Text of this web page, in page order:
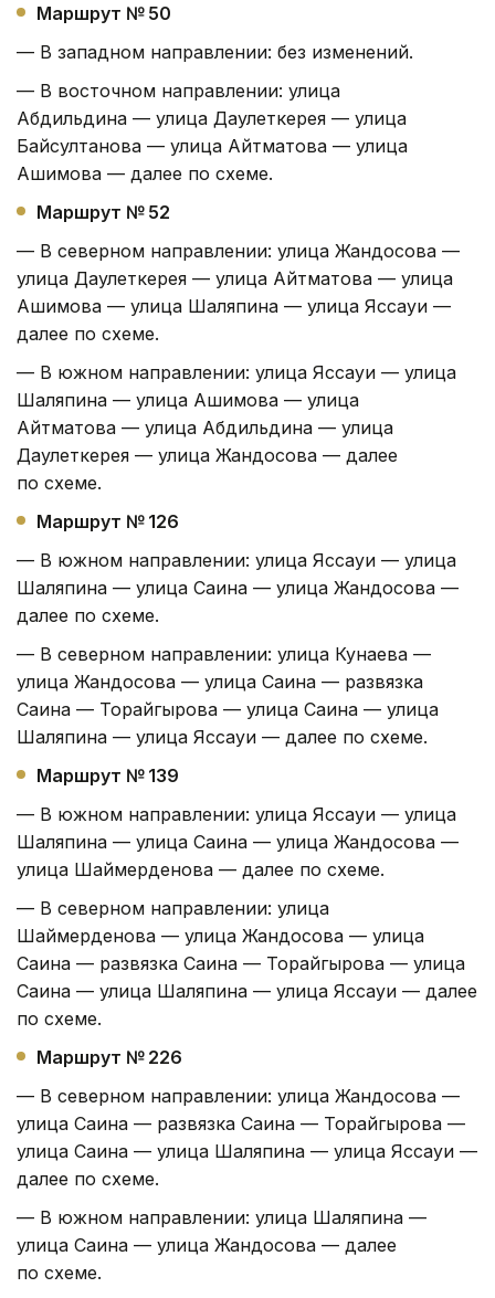
Маршрут № 50
— В западном направлении: без изменений.
— В восточном направлении: улица
Абдильдина — улица Даулеткерея — улица
Байсултанова — улица Айтматова — улица
Ашимова — далее по схеме.
Маршрут № 52
— В северном направлении: улица Жандосова —
улица Даулеткерея — улица Айтматова — улица
Ашимова — улица Шаляпина — улица Яссауи —
далее по схеме.
— В южном направлении: улица Яссауи — улица
Шаляпина — улица Ашимова — улица
Айтматова — улица Абдильдина — улица
Даулеткерея — улица Жандосова — далее
по схеме.
Маршрут № 126
— В южном направлении: улица Яссауи — улица
Шаляпина — улица Саина — улица Жандосова —
далее по схеме.
— В северном направлении: улица Кунаева —
улица Жандосова — улица Саина — развязка
Саина — Торайгырова — улица Саина — улица
Шаляпина — улица Яссауи — далее по схеме.
Маршрут № 139
— В южном направлении: улица Яссауи — улица
Шаляпина — улица Саина — улица Жандосова —
улица Шаймерденова — далее по схеме.
— В северном направлении: улица
Шаймерденова — улица Жандосова — улица
Саина — развязка Саина — Торайгырова — улица
Саина — улица Шаляпина — улица Яссауи — далее
по схеме.
Маршрут № 226
— В северном направлении: улица Жандосова —
улица Саина — развязка Саина — Торайгырова —
улица Саина — улица Шаляпина — улица Яссауи —
далее по схеме.
— В южном направлении: улица Шаляпина —
улица Саина — улица Жандосова — далее
по схеме.